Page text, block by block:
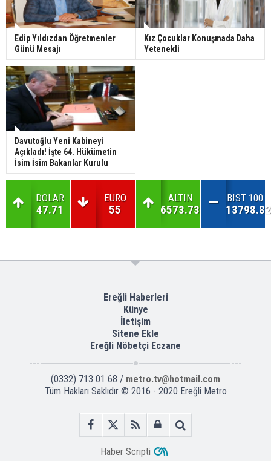
Edip Yıldızdan Öğretmenler
Günü Mesajı
Kız Çocuklar Konuşmada Daha
Yetenekli
Davutoğlu Yeni Kabineyi
Açıkladı! İşte 64. Hükümetin
İsim İsim Bakanlar Kurulu
DOLAR
47.71
EURO
55
ALTIN
6573.73
BIST 100
13798.82
Ereğli Haberleri
Künye
İletişim
Sitene Ekle
Ereğli Nöbetçi Eczane
(0332) 713 01 68 / metro.tv@hotmail.com
Tüm Hakları Saklıdır © 2016 - 2020 Ereğli Metro
Haber Scripti